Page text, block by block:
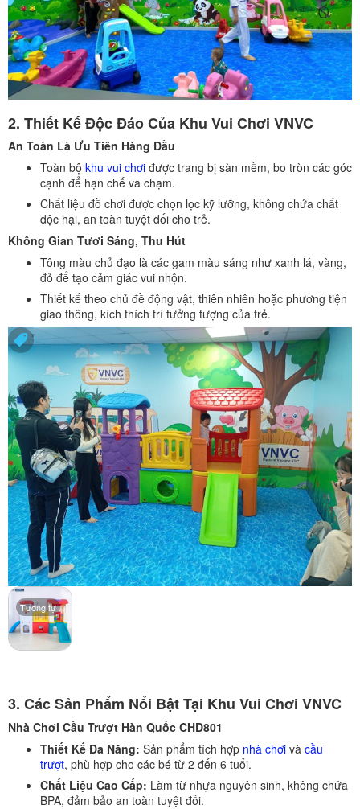
2. Thiết Kế Độc Đáo Của Khu Vui Chơi VNVC
An Toàn Là Ưu Tiên Hàng Đầu
Toàn bộ khu vui chơi được trang bị sàn mềm, bo tròn các góc
cạnh để hạn chế va chạm.
Chất liệu đồ chơi được chọn lọc kỹ lưỡng, không chứa chất
độc hại, an toàn tuyệt đối cho trẻ.
Không Gian Tươi Sáng, Thu Hút
Tông màu chủ đạo là các gam màu sáng như xanh lá, vàng,
đỏ để tạo cảm giác vui nhộn.
Thiết kế theo chủ đề động vật, thiên nhiên hoặc phương tiện
giao thông, kích thích trí tưởng tượng của trẻ.
Tương tự
3. Các Sản Phẩm Nổi Bật Tại Khu Vui Chơi VNVC
Nhà Chơi Cầu Trượt Hàn Quốc CHD801
Thiết Kế Đa Năng: Sản phẩm tích hợp nhà chơi và cầu
trượt, phù hợp cho các bé từ 2 đến 6 tuổi.
Chất Liệu Cao Cấp: Làm từ nhựa nguyên sinh, không chứa
BPA, đảm bảo an toàn tuyệt đối.